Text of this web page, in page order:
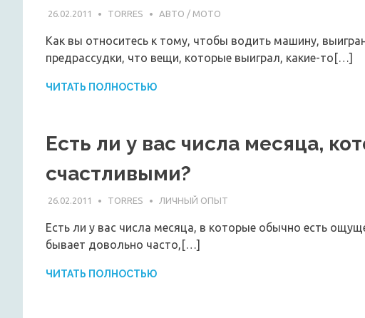
26.02.2011 TORRES АВТО / МОТО
Как вы относитесь к тому, чтобы водить машину,
предрассудки, что вещи, которые выиграл, какие-то[…]
ЧИТАТЬ ПОЛНОСТЬЮ
Есть ли у вас числа месяца,
счастливыми?
26.02.2011 TORRES ЛИЧНЫЙ ОПЫТ
Есть ли у вас числа месяца, в которые обычно есть
бывает довольно часто,[…]
ЧИТАТЬ ПОЛНОСТЬЮ